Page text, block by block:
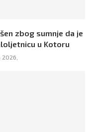
zbog sumnje da je
u Kotoru